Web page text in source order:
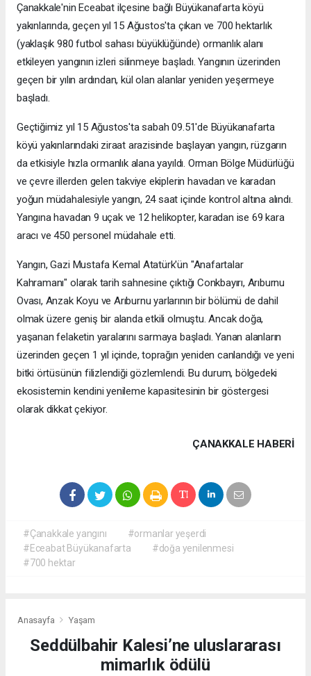
Çanakkale'nin Eceabat ilçesine bağlı Büyükanafarta köyü
yakınlarında, geçen yıl 15 Ağustos'ta çıkan ve 700 hektarlık
(yaklaşık 980 futbol sahası büyüklüğünde) ormanlık alanı
etkileyen yangının izleri silinmeye başladı. Yangının üzerinden
geçen bir yılın ardından, kül olan alanlar yeniden yeşermeye
başladı.
Geçtiğimiz yıl 15 Ağustos'ta sabah 09.51'de Büyükanafarta
köyü yakınlarındaki ziraat arazisinde başlayan yangın, rüzgarın
da etkisiyle hızla ormanlık alana yayıldı. Orman Bölge Müdürlüğü
ve çevre illerden gelen takviye ekiplerin havadan ve karadan
yoğun müdahalesiyle yangın, 24 saat içinde kontrol altına alındı.
Yangına havadan 9 uçak ve 12 helikopter, karadan ise 69 kara
aracı ve 450 personel müdahale etti.
Yangın, Gazi Mustafa Kemal Atatürk'ün "Anafartalar
Kahramanı" olarak tarih sahnesine çıktığı Conkbayırı, Arıburnu
Ovası, Anzak Koyu ve Arıburnu yarlarının bir bölümü de dahil
olmak üzere geniş bir alanda etkili olmuştu. Ancak doğa,
yaşanan felaketin yaralarını sarmaya başladı. Yanan alanların
üzerinden geçen 1 yıl içinde, toprağın yeniden canlandığı ve yeni
bitki örtüsünün filizlendiği gözlemlendi. Bu durum, bölgedeki
ekosistemin kendini yenileme kapasitesinin bir göstergesi
olarak dikkat çekiyor.
ÇANAKKALE HABERİ
#Çanakkale yangını
#ormanlar yeşerdi
#Eceabat Büyükanafarta
#doğa yenilenmesi
#700 hektar
Anasayfa Yaşam
Seddülbahir Kalesi’ne uluslararası
mimarlık ödülü